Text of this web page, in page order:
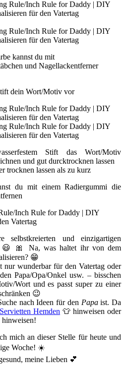
kannst du mit
und Nagellackentferner
dein Wort/Motiv vor
Stift das Wort/Motiv
und gut durcktrocknen lassen
trocknen lassen als zu kurz
du mit einem Radiergummi die
und einzigartigen
😃 🎀 Na, was haltet ihr von dem
😁
nur wunderbar für den Vatertag oder
Papa/Opa/Onkel usw. – bisschen
Wort und es passt super zu einer
😉
nach Ideen für den Papaist. Da
Hemden 👕 hinweisen oder
hinweisen!
mich an dieser Stelle für heute und
Woche! ☀️
meine Lieben 💕